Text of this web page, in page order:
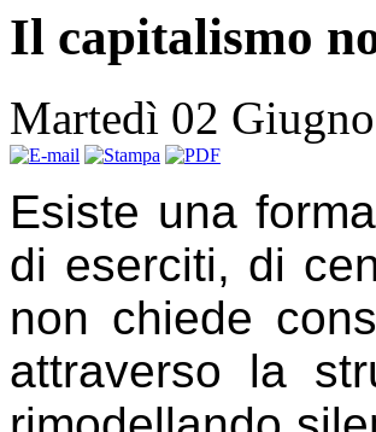
Il capitalismo
Martedì 02
Esiste una
di eserciti, di
non chiede
attraverso la